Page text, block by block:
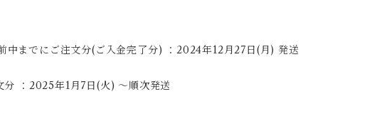
中までにご注文分(ご入金完了分) ：2024年12月27日(月) 発送
分 ：2025年1月7日(火) 〜順次発送